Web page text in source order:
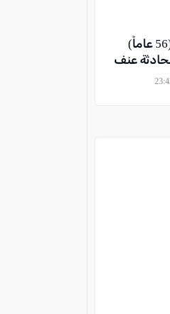
مفرق مجيدو: إصابة رجل (56 عاماً)
عنف